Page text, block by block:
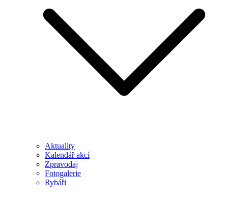
Aktuality
Kalendář akcí
Zpravodaj
Fotogalerie
Rybáři